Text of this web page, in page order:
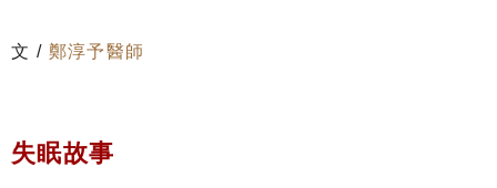
文 / 鄭淳予醫師
失眠故事